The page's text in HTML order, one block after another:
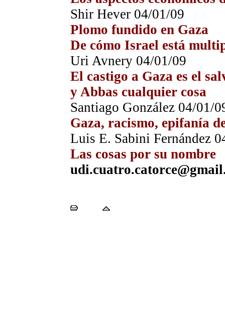
Shir Hever 04/01/09
Plomo fundido en Gaza
De cómo Israel está
Uri Avnery 04/01/09
El castigo a Gaza es el
y Abbas cualquier cosa
Santiago González 04/01/
Gaza, racismo, epifanía
Luis E. Sabini Fernández
Las cosas por su nombre
udi.cuatro.catorce